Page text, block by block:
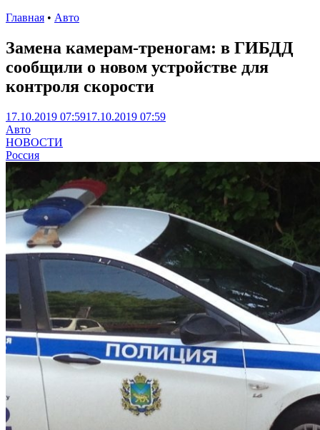
Главная • Авто
Замена камерам-треногам: в ГИБДД
сообщили о новом устройстве для
контроля скорости
17.10.2019 07:5917.10.2019 07:59
Авто
НОВОСТИ
Россия